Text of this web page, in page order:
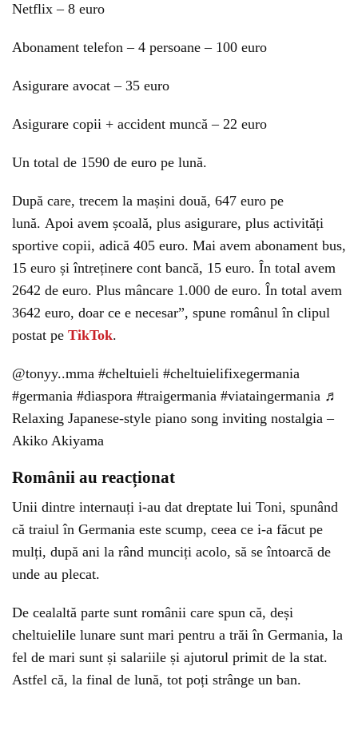
Netflix – 8 euro
Abonament telefon – 4 persoane – 100 euro
Asigurare avocat – 35 euro
Asigurare copii + accident muncă – 22 euro
Un total de 1590 de euro pe lună.
După care, trecem la mașini două, 647 euro pe
lună. Apoi avem școală, plus asigurare, plus activități
sportive copii, adică 405 euro. Mai avem abonament bus,
15 euro și întreținere cont bancă, 15 euro. În total avem
2642 de euro. Plus mâncare 1.000 de euro. În total avem
3642 euro, doar ce e necesar”, spune românul în clipul
postat pe TikTok.
@tonyy..mma #cheltuieli #cheltuielifixegermania
#germania #diaspora #traigermania #viataingermania ♬
Relaxing Japanese-style piano song inviting nostalgia –
Akiko Akiyama
Românii au reacționat
Unii dintre internauți i-au dat dreptate lui Toni, spunând
că traiul în Germania este scump, ceea ce i-a făcut pe
mulți, după ani la rând munciți acolo, să se întoarcă de
unde au plecat.
De cealaltă parte sunt românii care spun că, deși
cheltuielile lunare sunt mari pentru a trăi în Germania, la
fel de mari sunt și salariile și ajutorul primit de la stat.
Astfel că, la final de lună, tot poți strânge un ban.